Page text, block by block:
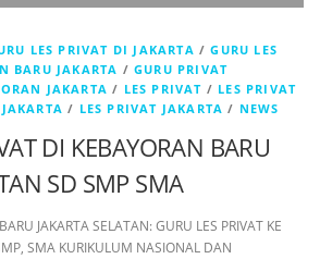
LES PRIVAT DI JAKARTA /GURU LES
BARU JAKARTA /GURU PRIVAT
JAKARTA / LES PRIVAT / LES PRIVAT
/ LES PRIVAT JAKARTA / NEWS
DI KEBAYORAN BARU
SD SMP SMA
JAKARTA SELATAN: GURU LES PRIVAT KE
SMA KURIKULUM NASIONAL DAN